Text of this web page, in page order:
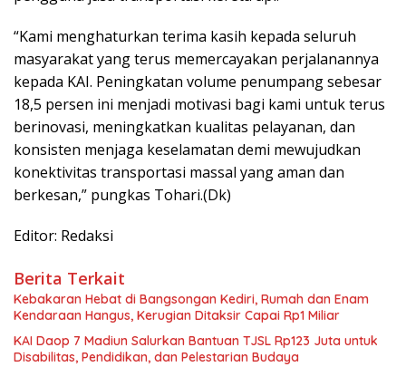
“Kami menghaturkan terima kasih kepada seluruh
masyarakat yang terus memercayakan perjalanannya
kepada KAI. Peningkatan volume penumpang sebesar
18,5 persen ini menjadi motivasi bagi kami untuk terus
berinovasi, meningkatkan kualitas pelayanan, dan
konsisten menjaga keselamatan demi mewujudkan
konektivitas transportasi massal yang aman dan
berkesan,” pungkas Tohari.(Dk)
Editor: Redaksi
Berita Terkait
Kebakaran Hebat di Bangsongan Kediri, Rumah dan Enam
Kendaraan Hangus, Kerugian Ditaksir Capai Rp1 Miliar
KAI Daop 7 Madiun Salurkan Bantuan TJSL Rp123 Juta untuk
Disabilitas, Pendidikan, dan Pelestarian Budaya